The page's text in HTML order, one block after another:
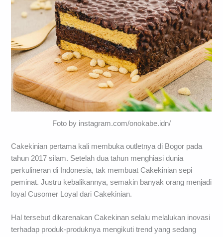
Foto by instagram.com/onokabe.idn/
Cakekinian pertama kali membuka outletnya di Bogor pada
tahun 2017 silam. Setelah dua tahun menghiasi dunia
perkulineran di Indonesia, tak membuat Cakekinian sepi
peminat. Justru kebalikannya, semakin banyak orang menjadi
loyal Cusomer Loyal dari Cakekinian.
Hal tersebut dikarenakan Cakekinan selalu melalukan inovasi
terhadap produk-produknya mengikuti trend yang sedang